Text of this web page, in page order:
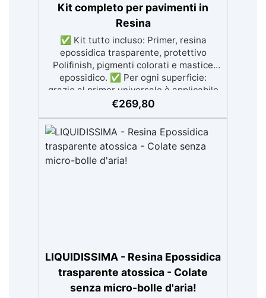
Kit completo per pavimenti in
Resina
✅ Kit tutto incluso: Primer, resina
epossidica trasparente, protettivo
Polifinish, pigmenti colorati e mastice
epossidico. ✅ Per ogni superficie:
grazie al primer universale è applicabile
sia su calcestruzzo, piastrelle e superfici
applicare: Video Guida completa inclusa,
3 semplici passaggi, dalla preparazione
della superficie alla finitura protettiva
antigraffio. ✅ Risultati professionali:
€269,80
LIQUIDISSIMA - Resina Epossidica
trasparente atossica - Colate
senza micro-bolle d'aria!